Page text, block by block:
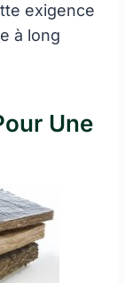
exigence
à long
Une